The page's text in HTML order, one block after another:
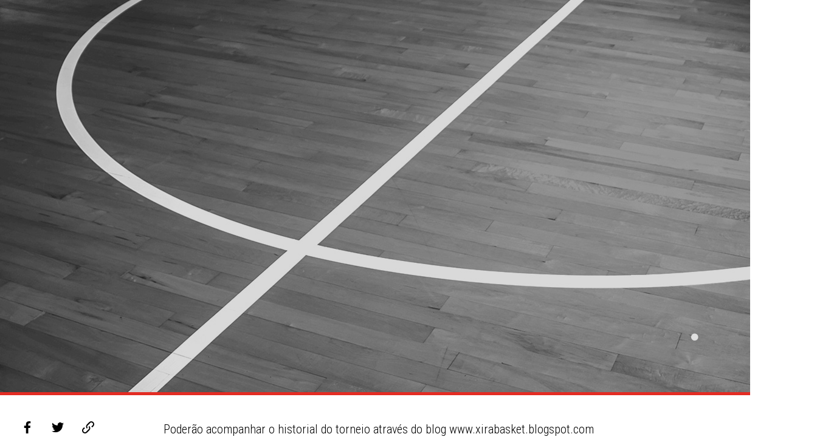
ÁREA TÉCNICA
PROJETOS
Poderão acompanhar o historial do torneio através do blog www.xirabasket.blogspot.com